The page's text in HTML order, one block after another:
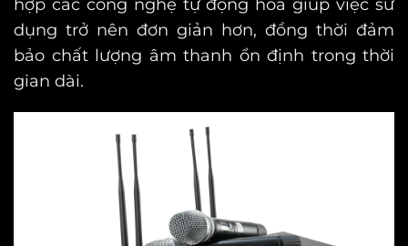
hợp các công nghệ tự động hóa giúp việc sử
dụng trở nên đơn giản hơn, đồng thời đảm
bảo chất lượng âm thanh ổn định trong thời
gian dài.